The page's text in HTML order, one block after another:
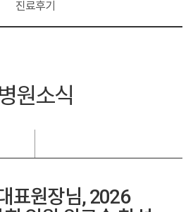
진료후기
병원소식
표원장님, 2026